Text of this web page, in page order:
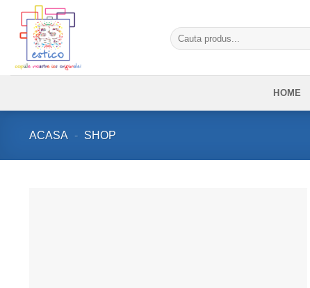
content
Caută
după:
HOME
ACASA - SHOP